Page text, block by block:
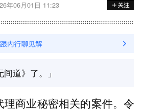
年06月01日 11:23
间道》了。」
理商业秘密相关的案件。令